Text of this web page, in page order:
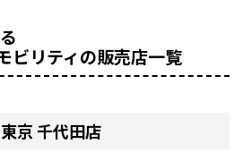
ビリティの販売店一覧
京 千代田店